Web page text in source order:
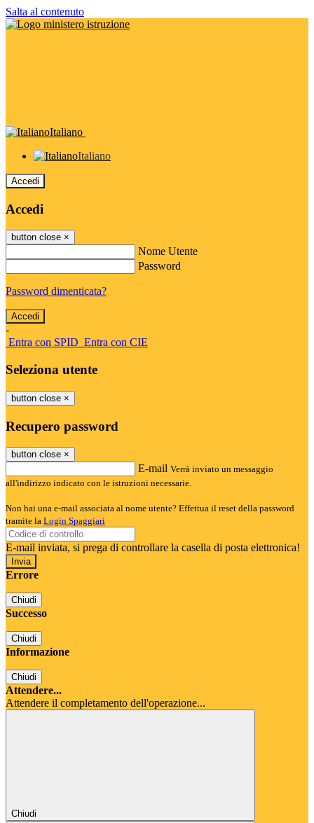
Salta al contenuto
Italiano
Italiano
Accedi
Accedi
button close ×
Nome Utente
Password
Password dimenticata?
-
Entra con SPID Entra con CIE
Seleziona utente
button close ×
Recupero password
button close ×
E-mail Verrà inviato un messaggio
all'indirizzo indicato con le istruzioni necessarie.
Non hai una e-mail associata al nome utente? Effettua il reset della password
tramite la Login Spaggiari
E-mail inviata, si prega di controllare la casella di posta elettronica!
Errore
Chiudi
Successo
Chiudi
Informazione
Chiudi
Attendere...
Attendere il completamento dell'operazione...
Chiudi